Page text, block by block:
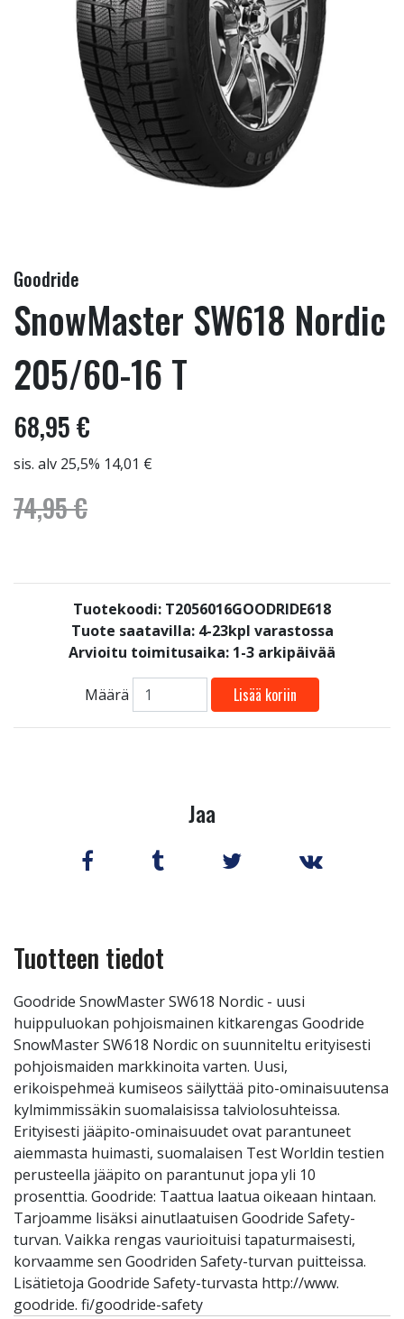
Goodride
SnowMaster SW618 Nordic
205/60-16 T
68,95 €
sis. alv 25,5% 14,01 €
74,95 €
Tuotekoodi: T2056016GOODRIDE618
Tuote saatavilla: 4-23kpl varastossa
Arvioitu toimitusaika: 1-3 arkipäivää
Määrä Lisää koriin
Jaa
Tuotteen tiedot
Goodride SnowMaster SW618 Nordic - uusi
huippuluokan pohjoismainen kitkarengas Goodride
SnowMaster SW618 Nordic on suunniteltu erityisesti
pohjoismaiden markkinoita varten. Uusi,
erikoispehmeä kumiseos säilyttää pito-ominaisuutensa
kylmimmissäkin suomalaisissa talviolosuhteissa.
Erityisesti jääpito-ominaisuudet ovat parantuneet
aiemmasta huimasti, suomalaisen Test Worldin testien
perusteella jääpito on parantunut jopa yli 10
prosenttia. Goodride: Taattua laatua oikeaan hintaan.
Tarjoamme lisäksi ainutlaatuisen Goodride Safety-
turvan. Vaikka rengas vaurioituisi tapaturmaisesti,
korvaamme sen Goodriden Safety-turvan puitteissa.
Lisätietoja Goodride Safety-turvasta http://www.
goodride. fi/goodride-safety